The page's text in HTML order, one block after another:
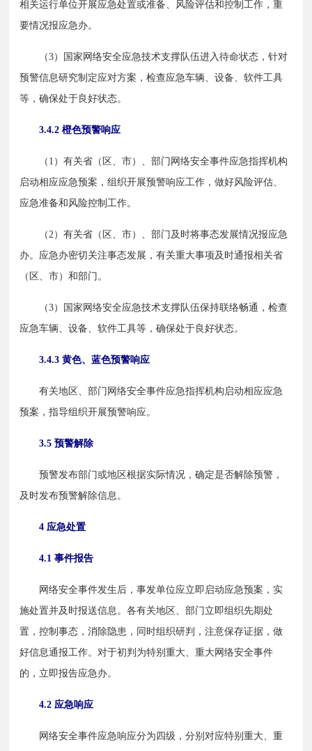
相关运行单位开展应急处置或准备、风险评估和控制工作，重
要情况报应急办。
（3）国家网络安全应急技术支撑队伍进入待命状态，针对
预警信息研究制定应对方案，检查应急车辆、设备、软件工具
等，确保处于良好状态。
3.4.2 橙色预警响应
（1）有关省（区、市）、部门网络安全事件应急指挥机构
启动相应应急预案，组织开展预警响应工作，做好风险评估、
应急准备和风险控制工作。
（2）有关省（区、市）、部门及时将事态发展情况报应急
办。应急办密切关注事态发展，有关重大事项及时通报相关省
（区、市）和部门。
（3）国家网络安全应急技术支撑队伍保持联络畅通，检查
应急车辆、设备、软件工具等，确保处于良好状态。
3.4.3 黄色、蓝色预警响应
有关地区、部门网络安全事件应急指挥机构启动相应应急
预案，指导组织开展预警响应。
3.5 预警解除
预警发布部门或地区根据实际情况，确定是否解除预警，
及时发布预警解除信息。
4 应急处置
4.1 事件报告
网络安全事件发生后，事发单位应立即启动应急预案，实
施处置并及时报送信息。各有关地区、部门立即组织先期处
置，控制事态，消除隐患，同时组织研判，注意保存证据，做
好信息通报工作。对于初判为特别重大、重大网络安全事件
的，立即报告应急办。
4.2 应急响应
网络安全事件应急响应分为四级，分别对应特别重大、重